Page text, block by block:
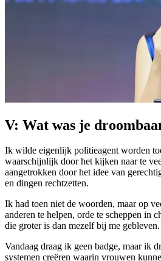
V: Wat was je
Ik wilde eigenlijk politieagent worden
waarschijnlijk door het kijken naar te
aangetrokken door het idee van
en dingen rechtzetten.
Ik had toen niet de woorden, maar op
anderen te helpen, orde te scheppen in
die groter is dan mezelf bij me gebleven.
Vandaag draag ik geen badge, maar ik
systemen creëren waarin vrouwen